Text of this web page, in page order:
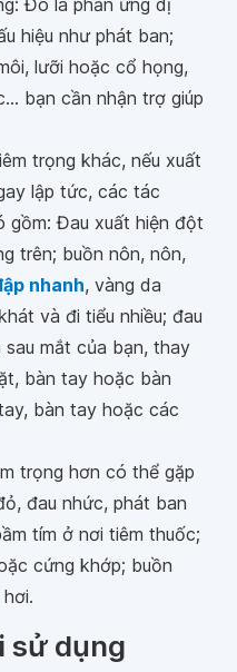
Đó là phản ứng dị
hiệu như phát ban;
lưỡi hoặc cổ họng,
bạn cần nhận trợ giúp
trọng khác, nếu xuất
lập tức, các tác
gồm: Đau xuất hiện đột
trên; buồn nôn, nôn,
nhanh, vàng da
và đi tiểu nhiều; đau
mắt của bạn, thay
bàn tay hoặc bàn
bàn tay hoặc các
trọng hơn có thể gặp
đau nhức, phát ban
tím ở nơi tiêm thuốc;
cứng khớp; buồn
sử dụng